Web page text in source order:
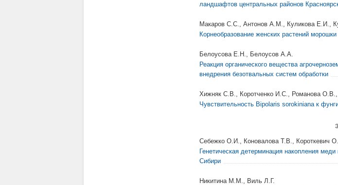
ландшафтов центральных районов
Макаров С.С., Антонов А.М., Куликова Е.И.,
Корнеобразование женских растений
Белоусова Е.Н., Белоусов А.А.
Реакция органического вещества
внедрения безотвальных систем обработки
Хижняк С.В., Коротченко И.С., Романова
Чувствительность Bipolaris sorokiniana к
Себежко О.И., Коновалова Т.В., Короткевич
Генетическая детерминация накопления
Сибири
Никитина М.М., Виль Л.Г.